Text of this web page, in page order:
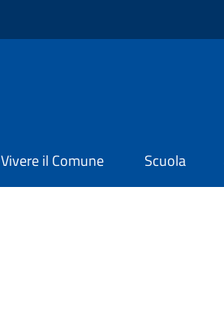
Vivere il Comune Scuola